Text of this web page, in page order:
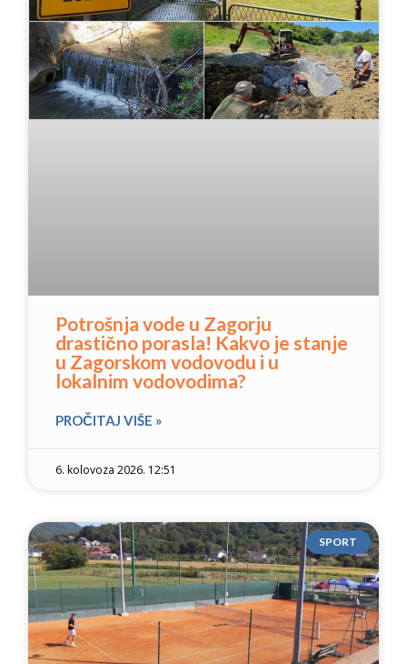
Potrošnja vode u Zagorju
drastično porasla! Kakvo je stanje
u Zagorskom vodovodu i u
lokalnim vodovodima?
PROČITAJ VIŠE »
6. kolovoza 2026. 12:51
SPORT